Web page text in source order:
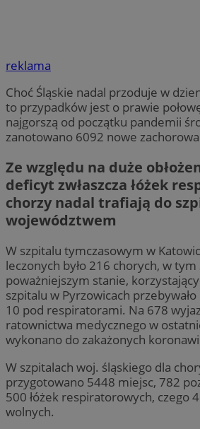
reklama
Choć Śląskie nadal przoduje w
to przypadków jest o prawie
najgorszą od początku pandemii
zanotowano 6092 nowe
Ze względu na duże
deficyt zwłaszcza łóżek
chorzy nadal trafiają do
województwem
W szpitalu tymczasowym w
leczonych było 216 chorych, w tym
poważniejszym stanie,
szpitalu w Pyrzowicach
10 pod respiratorami. Na 678
ratownictwa medycznego w
wykonano do zakażonych
W szpitalach woj. śląskiego dla
przygotowano 5448 miejsc, 782
500 łóżek respiratorowych, czego
wolnych.